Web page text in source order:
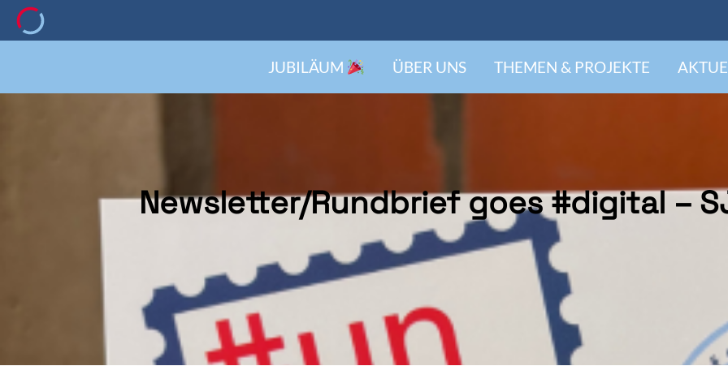
JUBILÄUM ÜBER UNS THEMEN & PROJEKTE
Newsletter/Rundbrief goes #digital –